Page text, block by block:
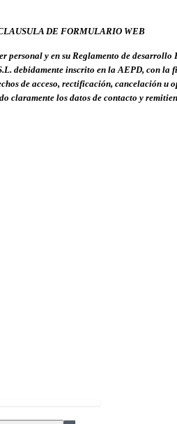
DE FORMULARIO WEB
personal y en su Reglamento de
debidamente inscrito en la AEPD, con la
de acceso, rectificación, cancelación
claramente los datos de contacto y